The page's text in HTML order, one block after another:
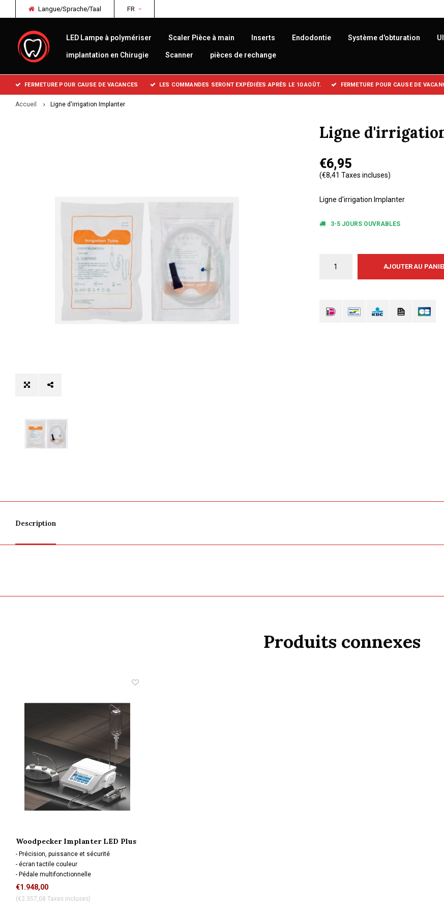
Langue/Sprache/Taal FR
LED Lampe à polymériser Scaler Pièce à main Inserts Endodontie Système d'obturation
implantation en Chirugie Scanner pièces de rechange
FERMETURE POUR CAUSE DE VACANCES LES COMMANDES SERONT EXPÉDIÉES APRÈS LE 10 AOÛT. FERMETURE POUR CAUSE DE
Accueil Ligne d'irrigation Implanter
Ligne
€6,95
(€8,41 Taxes incluses)
Ligne d'irrigation Implanter
3-5 JOURS OUVRABLES
AJOUTER AU
Description
Produits connexes
Woodpecker Implanter LED Plus
- Précision, puissance et sécurité
- écran tactile couleur
- Pédale multifonctionnelle
- équilibre parfait
€1.948,00
(€2.357,08 Taxes incluses)